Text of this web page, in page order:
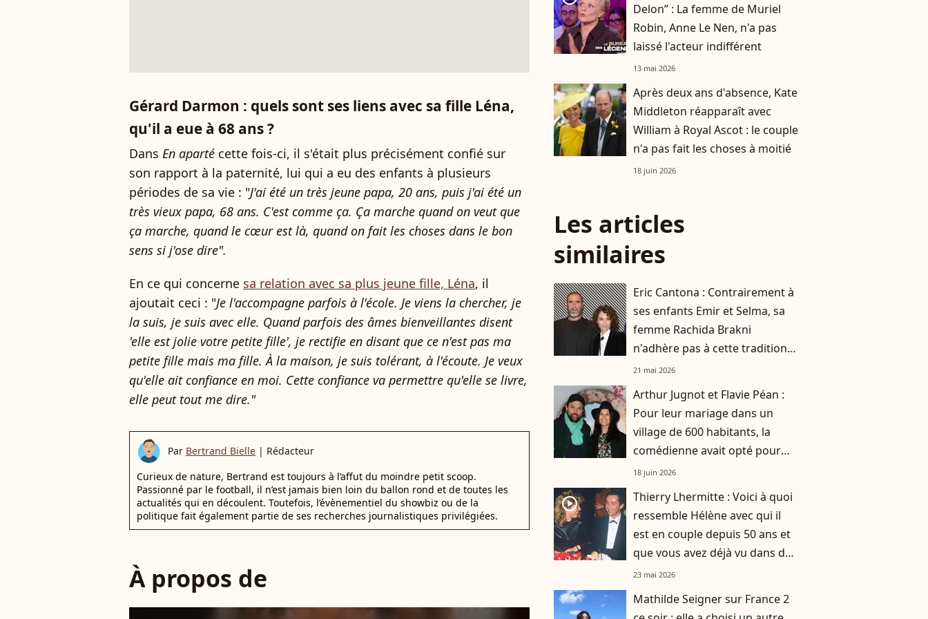
Gérard Darmon : quels sont ses liens avec sa fille Léna,
qu'il a eue à 68 ans ?
Dans En aparté cette fois-ci, il s'était plus précisément confié sur
son rapport à la paternité, lui qui a eu des enfants à plusieurs
périodes de sa vie : "J'ai été un très jeune papa, 20 ans, puis j'ai été un
très vieux papa, 68 ans. C'est comme ça. Ça marche quand on veut que
ça marche, quand le cœur est là, quand on fait les choses dans le bon
sens si j'ose dire".
En ce qui concerne sa relation avec sa plus jeune fille, Léna, il
ajoutait ceci : "Je l'accompagne parfois à l'école. Je viens la chercher, je
la suis, je suis avec elle. Quand parfois des âmes bienveillantes disent
'elle est jolie votre petite fille', je rectifie en disant que ce n'est pas ma
petite fille mais ma fille. À la maison, je suis tolérant, à l'écoute. Je veux
qu'elle ait confiance en moi. Cette confiance va permettre qu'elle se livre,
elle peut tout me dire."
Par Bertrand Bielle | Rédacteur
Curieux de nature, Bertrand est toujours à l’affut du moindre petit scoop.
Passionné par le football, il n’est jamais bien loin du ballon rond et de toutes les
actualités qui en découlent. Toutefois, l’évènementiel du showbiz ou de la
politique fait également partie de ses recherches journalistiques privilégiées.
À propos de
Delon” : La femme de Muriel
Robin, Anne Le Nen, n'a pas
laissé l'acteur indifférent
13 mai 2026
Après deux ans d'absence, Kate
Middleton réapparaît avec
William à Royal Ascot : le couple
n'a pas fait les choses à moitié
18 juin 2026
Les articles
similaires
Eric Cantona : Contrairement à
ses enfants Emir et Selma, sa
femme Rachida Brakni
n'adhère pas à cette tradition
familiale, "je tente de lui faire
21 mai 2026
Arthur Jugnot et Flavie Péan :
Pour leur mariage dans un
village de 600 habitants, la
comédienne avait opté pour
une robe originale d'une
18 juin 2026
player2
Thierry Lhermitte : Voici à quoi
ressemble Hélène avec qui il
est en couple depuis 50 ans et
que vous avez déjà vu dans des
films du Splendid
23 mai 2026
Mathilde Seigner sur France 2